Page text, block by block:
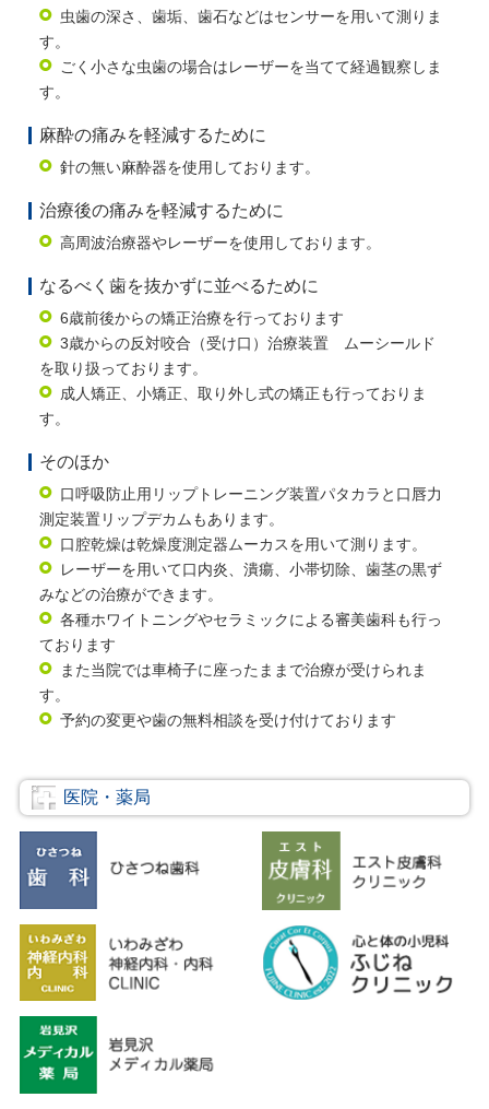
虫歯の深さ、歯垢、歯石などはセンサーを用いて測りま
す。
ごく小さな虫歯の場合はレーザーを当てて経過観察しま
す。
麻酔の痛みを軽減するために
針の無い麻酔器を使用しております。
治療後の痛みを軽減するために
高周波治療器やレーザーを使用しております。
なるべく歯を抜かずに並べるために
6歳前後からの矯正治療を行っております
3歳からの反対咬合（受け口）治療装置 ムーシールド
を取り扱っております。
成人矯正、小矯正、取り外し式の矯正も行っておりま
す。
そのほか
口呼吸防止用リップトレーニング装置パタカラと口唇力
測定装置リップデカムもあります。
口腔乾燥は乾燥度測定器ムーカスを用いて測ります。
レーザーを用いて口内炎、潰瘍、小帯切除、歯茎の黒ず
みなどの治療ができます。
各種ホワイトニングやセラミックによる審美歯科も行っ
ております
また当院では車椅子に座ったままで治療が受けられま
す。
予約の変更や歯の無料相談を受け付けております
医院・薬局